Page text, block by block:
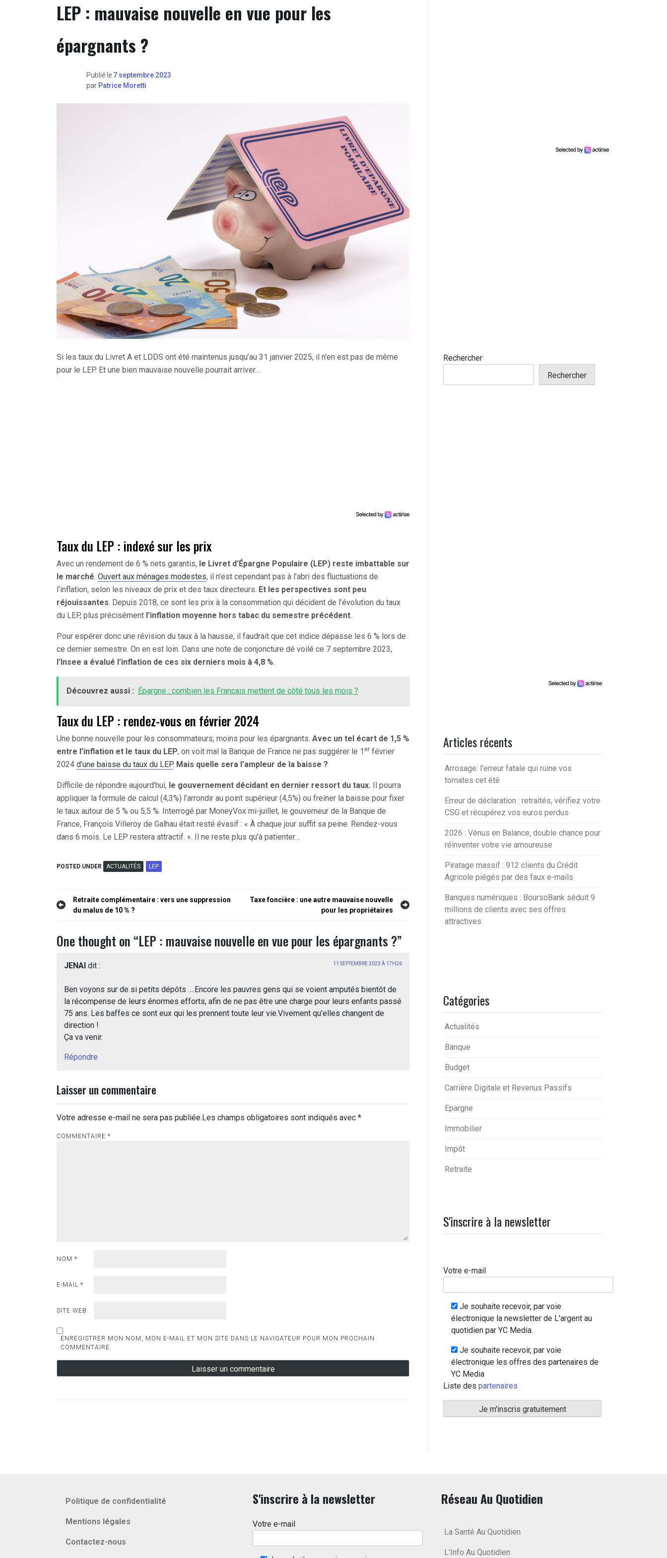
LEP : mauvaise nouvelle en vue pour les
épargnants ?
Publié le 7 septembre 2023
par Patrice Moretti
Si les taux du Livret A et LDDS ont été maintenus jusqu’au 31 janvier 2025, il n’en est pas de même
pour le LEP. Et une bien mauvaise nouvelle pourrait arriver…
Taux du LEP : indexé sur les prix
Avec un rendement de 6 % nets garantis, le Livret d’Épargne Populaire (LEP) reste imbattable sur
le marché. Ouvert aux ménages modestes, il n’est cependant pas à l’abri des fluctuations de
l’inflation, selon les niveaux de prix et des taux directeurs. Et les perspectives sont peu
réjouissantes. Depuis 2018, ce sont les prix à la consommation qui décident de l’évolution du taux
du LEP, plus précisément l’inflation moyenne hors tabac du semestre précédent.
Pour espérer donc une révision du taux à la hausse, il faudrait que cet indice dépasse les 6 % lors de
ce dernier semestre. On en est loin. Dans une note de conjoncture dé voilé ce 7 septembre 2023,
l’Insee a évalué l’inflation de ces six derniers mois à 4,8 %.
Découvrez aussi : Épargne : combien les Français mettent de côté tous les mois ?
Taux du LEP : rendez-vous en février 2024
Une bonne nouvelle pour les consommateurs, moins pour les épargnants. Avec un tel écart de 1,5 %
entre l’inflation et le taux du LEP, on voit mal la Banque de France ne pas suggérer le 1 er février
2024 d’une baisse du taux du LEP. Mais quelle sera l’ampleur de la baisse ?
Difficile de répondre aujourd’hui, le gouvernement décidant en dernier ressort du taux. Il pourra
appliquer la formule de calcul (4,3%) l’arrondir au point supérieur (4,5%) ou freiner la baisse pour fixer
le taux autour de 5 % ou 5,5 %. Interrogé par MoneyVox mi-juillet, le gouverneur de la Banque de
France, François Villeroy de Galhau était resté évasif : « À chaque jour suffit sa peine. Rendez-vous
dans 6 mois. Le LEP restera attractif. ». Il ne reste plus qu’à patienter…
POSTED UNDER ACTUALITÉS LEP
Navigation
l’article
Retraite complémentaire : vers une suppression
du malus de 10 % ?
Taxe foncière : une autre mauvaise nouvelle
pour les propriétaires
One thought on “LEP : mauvaise nouvelle en vue pour les épargnants ?”
JENAI dit : 11 SEPTEMBRE 2023 À 17H26
Ben voyons sur de si petits dépôts ….Encore les pauvres gens qui se voient amputés bientôt de
la récompense de leurs énormes efforts, afin de ne pas être une charge pour leurs enfants passé
75 ans. Les baffes ce sont eux qui les prennent toute leur vie.Vivement qu’elles changent de
direction !
Ça va venir.
Répondre
Laisser un commentaire
Votre adresse e-mail ne sera pas publiée. Les champs obligatoires sont indiqués avec *
COMMENTAIRE *
NOM *
E-MAIL *
SITE WEB
ENREGISTRER MON NOM, MON E-MAIL ET MON SITE DANS LE NAVIGATEUR POUR MON PROCHAIN
COMMENTAIRE.
Rechercher
Rechercher
Articles récents
Arrosage: l’erreur fatale qui ruine vos
tomates cet été
Erreur de déclaration : retraités, vérifiez votre
CSG et récupérez vos euros perdus
2026 : Vénus en Balance, double chance pour
réinventer votre vie amoureuse
Piratage massif : 912 clients du Crédit
Agricole piégés par des faux e-mails
Banques numériques : BoursoBank séduit 9
millions de clients avec ses offres
attractives
Catégories
Actualités
Banque
Budget
Carrière Digitale et Revenus Passifs
Epargne
Immobilier
Impôt
Retraite
S'inscrire à la newsletter
Votre e-mail
Je souhaite recevoir, par voie
électronique la newsletter de L'argent au
quotidien par YC Media.
Je souhaite recevoir, par voie
électronique les offres des partenaires de
YC Media
Liste des partenaires
Politique de confidentialité
Mentions légales
Contactez-nous
S'inscrire à la newsletter
Votre e-mail
Réseau Au Quotidien
La Santé Au Quotidien
L'Info Au Quotidien